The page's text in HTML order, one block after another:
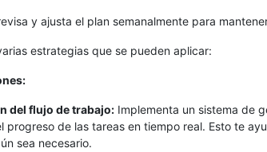
y ajusta el plan semanalmente para
estrategias que se pueden aplicar:
del flujo de trabajo: Implementa un sistema de
progreso de las tareas en tiempo real. Esto te
sea necesario.